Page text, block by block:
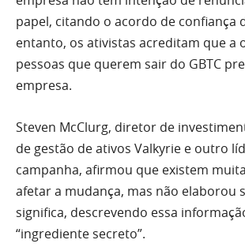
papel, citando o acordo de confiança
entanto, os ativistas acreditam que a
pessoas que querem sair do GBTC
empresa.
Steven McClurg, diretor de
de gestão de ativos Valkyrie e outro
campanha, afirmou que existem
afetar a mudança, mas não elaborou
significa, descrevendo essa
“ingrediente secreto”.